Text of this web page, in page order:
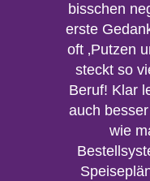
bisschen
erste
oft ‚Putzen
steckt so
Beruf! Klar
auch
wie